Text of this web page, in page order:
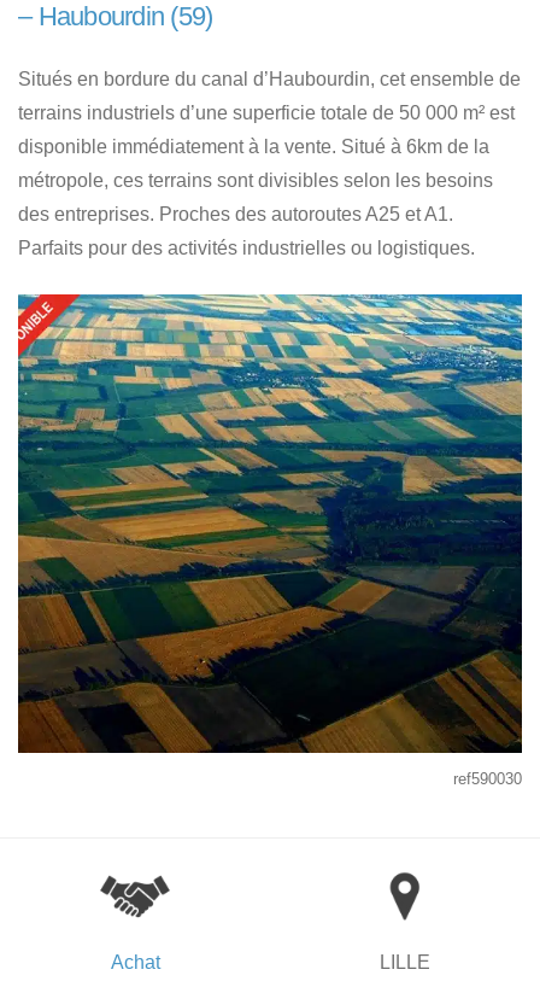
– Haubourdin (59)
Situés en bordure du canal d’Haubourdin, cet ensemble de
terrains industriels d’une superficie totale de 50 000 m² est
disponible immédiatement à la vente. Situé à 6km de la
métropole, ces terrains sont divisibles selon les besoins
des entreprises. Proches des autoroutes A25 et A1.
Parfaits pour des activités industrielles ou logistiques.
ref590030
Achat LILLE